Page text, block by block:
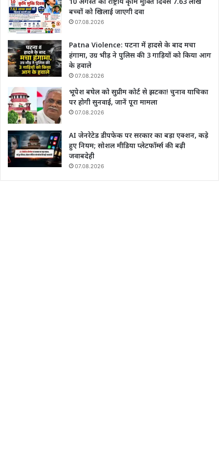
बच्चों को खिलाई जाएगी दवा
07.08.2026
Patna Violence: पटना में हादसे के बाद मचा
हंगामा, उग्र भीड़ ने पुलिस की 3 गाड़ियों को किया आग
के हवाले
07.08.2026
भूपेश बघेल को सुप्रीम कोर्ट से झटका! चुनाव याचिका
पर होगी सुनवाई, जानें पूरा मामला
07.08.2026
AI जेनरेटेड डीपफेक पर सरकार का बड़ा एक्शन, कड़े
हुए नियम; सोशल मीडिया प्लेटफॉर्म्स की बढ़ी
जवाबदेही
07.08.2026